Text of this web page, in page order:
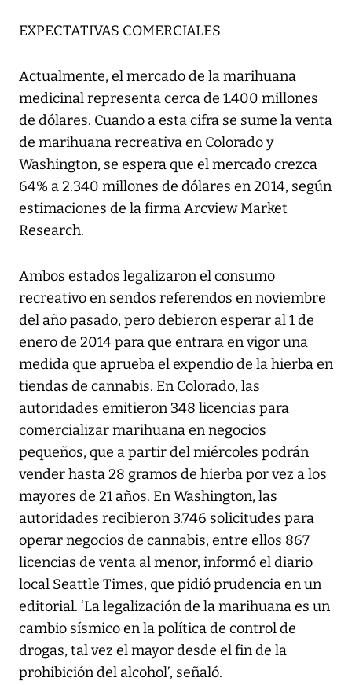
EXPECTATIVAS COMERCIALES
Actualmente, el mercado de la marihuana
medicinal representa cerca de 1.400 millones
de dólares. Cuando a esta cifra se sume la venta
de marihuana recreativa en Colorado y
Washington, se espera que el mercado crezca
64% a 2.340 millones de dólares en 2014, según
estimaciones de la firma Arcview Market
Research.
Ambos estados legalizaron el consumo
recreativo en sendos referendos en noviembre
del año pasado, pero debieron esperar al 1 de
enero de 2014 para que entrara en vigor una
medida que aprueba el expendio de la hierba en
tiendas de cannabis. En Colorado, las
autoridades emitieron 348 licencias para
comercializar marihuana en negocios
pequeños, que a partir del miércoles podrán
vender hasta 28 gramos de hierba por vez a los
mayores de 21 años. En Washington, las
autoridades recibieron 3.746 solicitudes para
operar negocios de cannabis, entre ellos 867
licencias de venta al menor, informó el diario
local Seattle Times, que pidió prudencia en un
editorial. ‘La legalización de la marihuana es un
cambio sísmico en la política de control de
drogas, tal vez el mayor desde el fin de la
prohibición del alcohol’, señaló.